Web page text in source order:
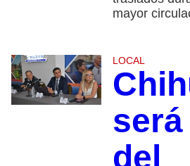
mayor
LOCAL
del